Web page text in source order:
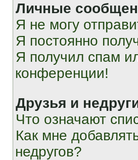
Личные
Я не могу
Я постоянно
Я получил спам
конференции!
Друзья и
Что означают
Как мне
недругов?